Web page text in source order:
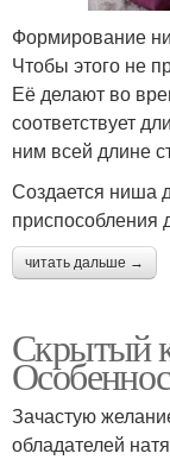
Формирование
Чтобы этого не
Её делают во
соответствует
ним всей длине
Создается ниша
приспособления
читать дальше →
Скрытый
Зачастую
обладателей